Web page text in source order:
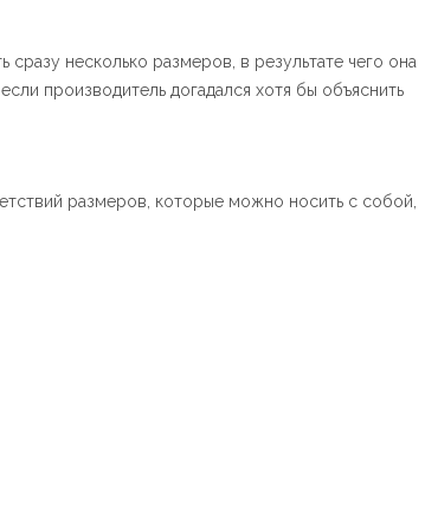
несколько размеров, в результате чего она
производитель догадался хотя бы объяснить
размеров, которые можно носить с собой,